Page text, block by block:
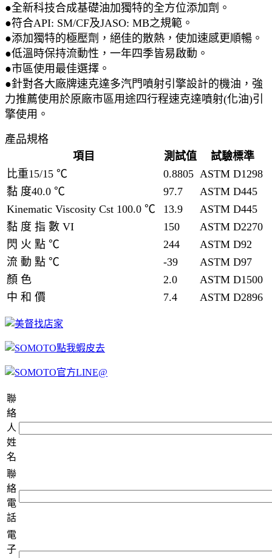
●全新科技合成基礎油加獨特的全方位添加劑。
●符合API: SM/CF及JASO: MB之規範。
●添加獨特的極壓劑，絕佳的散熱，使加速感更順暢。
●低溫時保持流動性，一年四季皆易啟動。
●市區使用最佳選擇。
●針對各大廠牌速克達多汽門噴射引擎設計的機油，強
力推薦使用於原廠市區用途四行程速克達噴射(化油)引
擎使用。
產品規格
項目
測試值
試驗標準
比重15/15 ℃
0.8805 ASTM D1298
黏 度40.0 ℃
97.7
ASTM D445
Kinematic Viscosity Cst 100.0 ℃
13.9
ASTM D445
黏 度 指 數 VI
150
ASTM D2270
閃 火 點 ℃
244
ASTM D92
流 動 點 ℃
-39
ASTM D97
顏 色
2.0
ASTM D1500
中 和 價
7.4 ASTM D2896
聯
絡
人
姓
名
聯
絡
電
話
電
子